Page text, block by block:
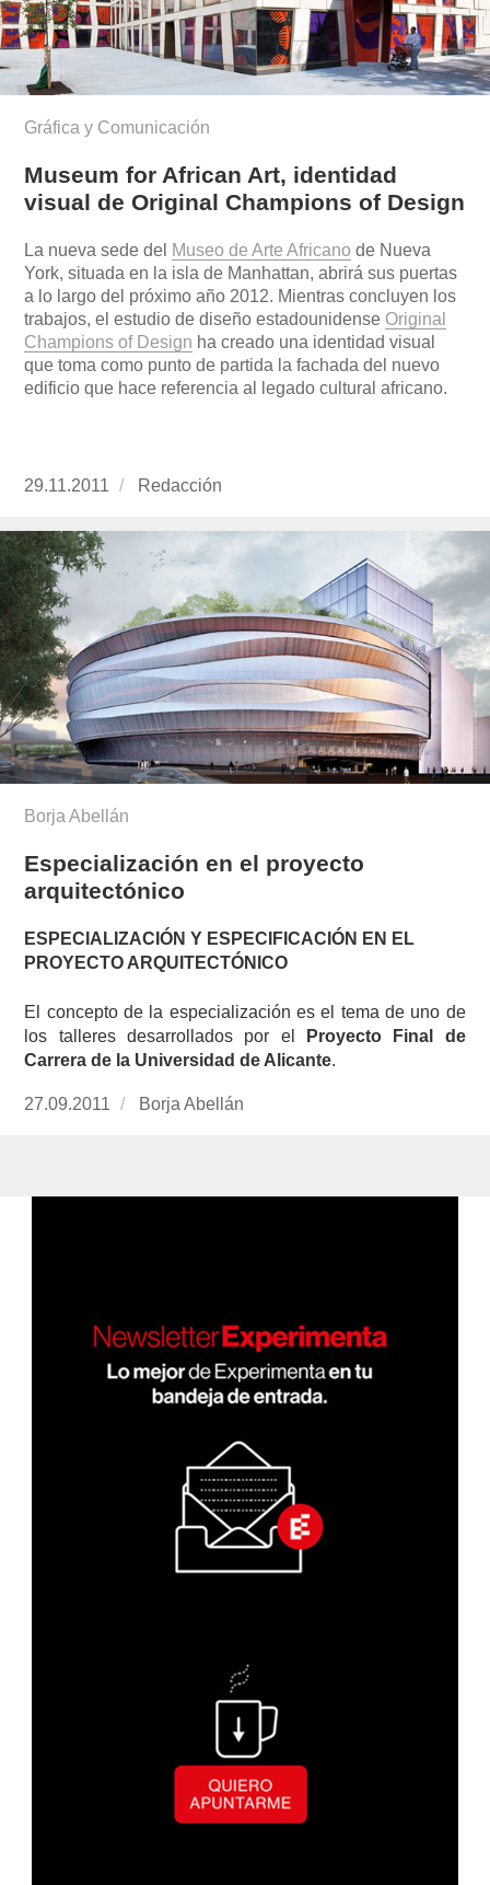
Gráfica y Comunicación
Museum for African Art, identidad
visual de Original Champions of Design
La nueva sede del Museo de Arte Africano de Nueva
York, situada en la isla de Manhattan, abrirá sus puertas
a lo largo del próximo año 2012. Mientras concluyen los
trabajos, el estudio de diseño estadounidense Original
Champions of Design ha creado una identidad visual
que toma como punto de partida la fachada del nuevo
edificio que hace referencia al legado cultural africano.
Publicado
29.11.2011 https://www.experimenta.es/author/redaccion/
Redacción
Borja Abellán
Especialización en el proyecto
arquitectónico
ESPECIALIZACIÓN Y ESPECIFICACIÓN EN EL
PROYECTO ARQUITECTÓNICO
El concepto de la especialización es el tema de uno de
los talleres desarrollados por el
Proyecto Final de
Carrera de la Universidad de Alicante.
Publicado
27.09.2011 https://www.experimenta.es/author/
Borja Abellán